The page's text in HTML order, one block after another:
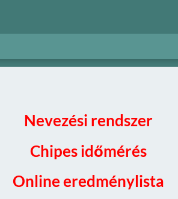
Nevezési rendszer
Chipes időmérés
Online eredménylista